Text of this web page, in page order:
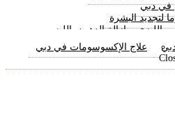
في دبي
لتجديد البشرة
بالليزر
إزالة الدهون بالليزر
إزالة الدهون غير الجراحية
بالليزر
بالليزر
علاج الإكسوسومات في دبي